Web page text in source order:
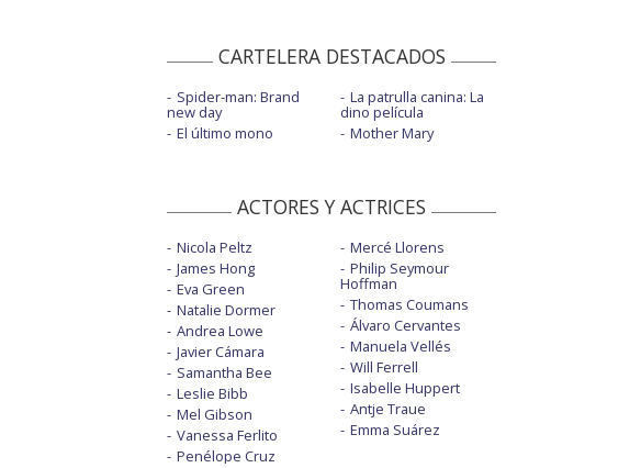
CARTELERA DESTACADOS
Spider-man: Brand
new day
El último mono
La patrulla canina: La
dino película
Mother Mary
ACTORES Y ACTRICES
Nicola Peltz
James Hong
Eva Green
Natalie Dormer
Andrea Lowe
Javier Cámara
Samantha Bee
Leslie Bibb
Mel Gibson
Vanessa Ferlito
Penélope Cruz
Mercé Llorens
Philip Seymour
Hoffman
Thomas Coumans
Álvaro Cervantes
Manuela Vellés
Will Ferrell
Isabelle Huppert
Antje Traue
Emma Suárez